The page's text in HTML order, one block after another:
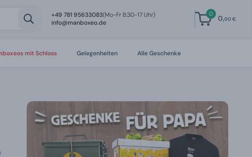
+49 781 95633083(Mo-Fr 8:30-17 Uhr)
info@manboxeo.de
0 0,00 €
mit Schloss Gelegenheiten Alle Geschenke